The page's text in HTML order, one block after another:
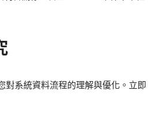
對系統資料流程的理解與優化。立即